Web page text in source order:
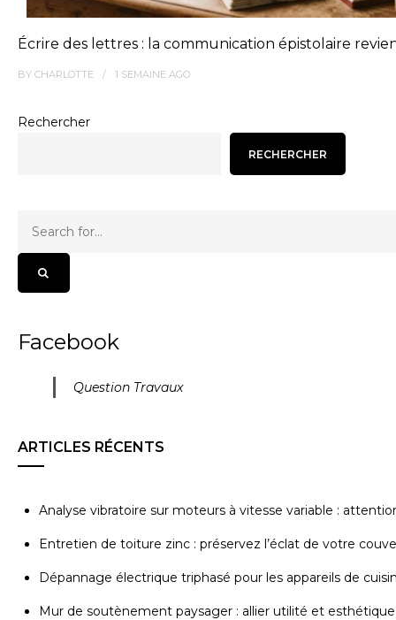
Écrire des lettres : la communication épistolaire
BY CHARLOTTE 1 SEMAINE AGO
Rechercher
RECHERCHER
Facebook
Question Travaux
ARTICLES RÉCENTS
Analyse vibratoire sur moteurs à vitesse variable :
Entretien de toiture zinc : préservez l’éclat de votre
Dépannage électrique triphasé pour les appareils de
Mur de soutènement paysager : allier utilité et esthétique